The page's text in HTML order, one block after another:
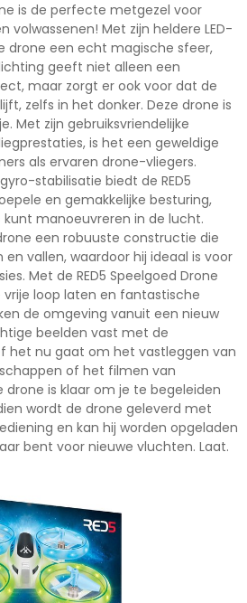
is de perfecte metgezel voor
volwassenen! Met zijn heldere LED-
drone een echt magische sfeer,
geeft niet alleen een
maar zorgt er ook voor dat de
zelfs in het donker. Deze drone is
Met zijn gebruiksvriendelijke
is het een geweldige
als ervaren drone-vliegers.
stabilisatie biedt de RED5
en gemakkelijke besturing,
manoeuvreren in de lucht.
een robuuste constructie die
vallen, waardoor hij ideaal is voor
Met de RED5 Speelgoed Drone
vrije loop laten en fantastische
de omgeving vanuit een nieuw
beelden vast met de
het nu gaat om het vastleggen van
of het filmen van
drone is klaar om je te begeleiden
wordt de drone geleverd met
en kan hij worden opgeladen
bent voor nieuwe vluchten. Laat.